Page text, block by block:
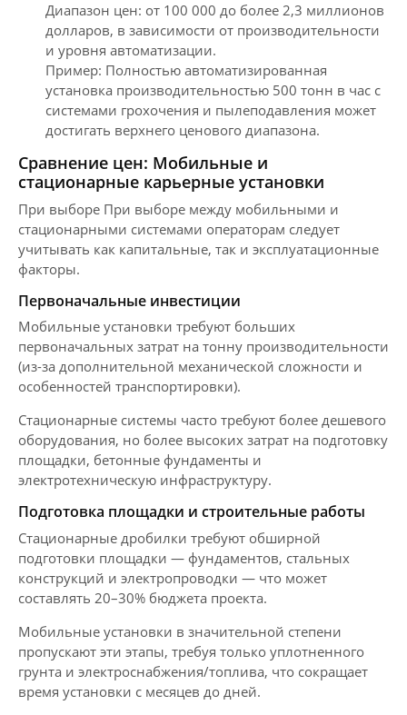
Диапазон цен: от 100 000 до более 2,3 миллионов
долларов, в зависимости от производительности
и уровня автоматизации.
Пример: Полностью автоматизированная
установка производительностью 500 тонн в час с
системами грохочения и пылеподавления может
достигать верхнего ценового диапазона.
Сравнение цен: Мобильные и
стационарные карьерные установки
При выборе При выборе между мобильными и
стационарными системами операторам следует
учитывать как капитальные, так и эксплуатационные
факторы.
Первоначальные инвестиции
Мобильные установки требуют больших
первоначальных затрат на тонну производительности
(из-за дополнительной механической сложности и
особенностей транспортировки).
Стационарные системы часто требуют более дешевого
оборудования, но более высоких затрат на подготовку
площадки, бетонные фундаменты и
электротехническую инфраструктуру.
Подготовка площадки и строительные работы
Стационарные дробилки требуют обширной
подготовки площадки — фундаментов, стальных
конструкций и электропроводки — что может
составлять 20–30% бюджета проекта.
Мобильные установки в значительной степени
пропускают эти этапы, требуя только уплотненного
грунта и электроснабжения/топлива, что сокращает
время установки с месяцев до дней.